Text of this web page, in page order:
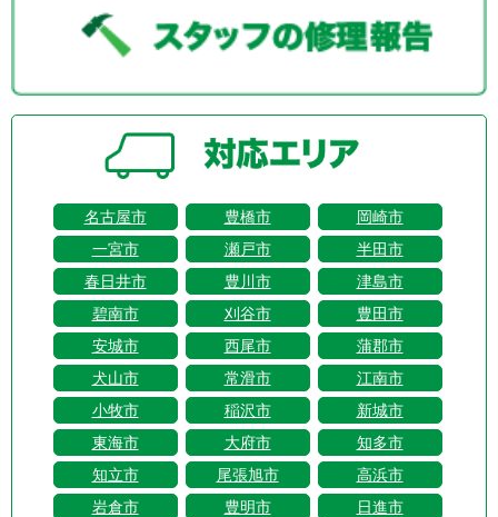
名古屋市 豊橋市
岡崎市
一宮市
瀬戸市
半田市
春日井市
豊川市
津島市
碧南市
刈谷市
豊田市
安城市
西尾市
蒲郡市
犬山市
常滑市
江南市
小牧市
稲沢市
新城市
東海市
大府市
知多市
知立市
尾張旭市
高浜市
岩倉市
豊明市
日進市